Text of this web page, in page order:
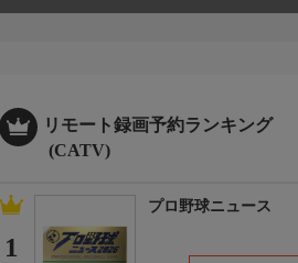
リモート録画予約ランキング
(CATV)
1
プロ野球ニュース